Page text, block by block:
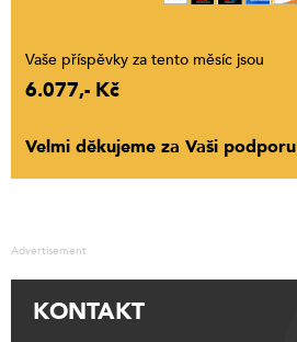
Vaše příspěvky za tento měsíc jsou
6.077,- Kč
Velmi děkujeme za Vaši podporu
Advertisement
KONTAKT